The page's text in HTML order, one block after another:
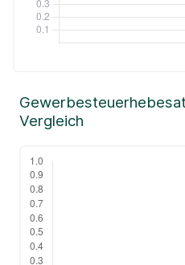
Vergleich